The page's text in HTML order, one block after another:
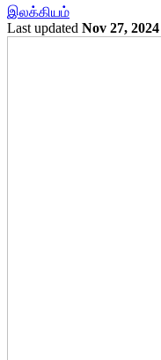
இலக்கியம்
Last updated Nov 27, 2024